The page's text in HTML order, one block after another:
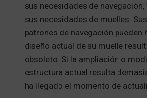
sus necesidades de navegación,
sus necesidades de muelles.
patrones de navegación pueden
diseño actual de su muelle
obsoleto. Si la ampliación o
estructura actual resulta
ha llegado el momento de